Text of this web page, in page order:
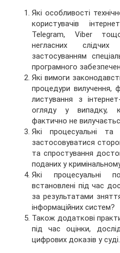
Які особливості
користувачів
Telegram, Viber
негласних
застосуванням
програмного
Які вимоги
процедури вилучення,
листування з
огляду у випадку,
фактично не
Які процесуальні та
застосовуватися
та спростування
поданих у
Які процесуальні
встановлені під час
за результатами
інформаційних систем?
Також додаткові
під час оцінки,
цифрових доказів у суді.